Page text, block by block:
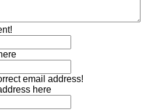
email address!
here